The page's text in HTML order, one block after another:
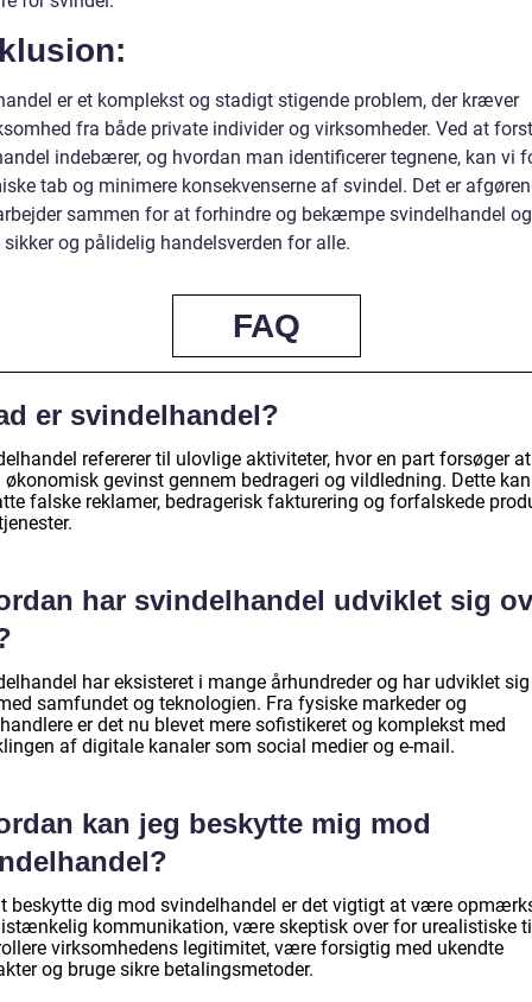
er et komplekst og stadigt stigende problem, der kræver
fra både private individer og virksomheder. Ved at
indebærer, og hvordan man identificerer tegnene, kan vi
tab og minimere konsekvenserne af svindel. Det er
sammen for at forhindre og bekæmpe svindelhandel
sikker og pålidelig handelsverden for alle.
FAQ
er svindelhandel?
refererer til ulovlige aktiviteter, hvor en part forsøger at
økonomisk gevinst gennem bedrageri og vildledning. Dette kan
falske reklamer, bedragerisk fakturering og forfalskede
har svindelhandel udviklet sig
har eksisteret i mange århundreder og har udviklet
samfundet og teknologien. Fra fysiske markeder og
er det nu blevet mere sofistikeret og komplekst med
af digitale kanaler som social medier og e-mail.
kan jeg beskytte mig mod
beskytte dig mod svindelhandel er det vigtigt at være
kommunikation, være skeptisk over for urealistiske
virksomhedens legitimitet, være forsigtig med ukendte
og bruge sikre betalingsmetoder.